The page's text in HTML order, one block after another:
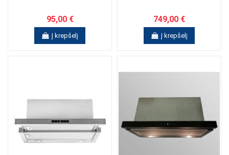
95,00 €
Į krepšelį
749,00 €
Į krepšelį